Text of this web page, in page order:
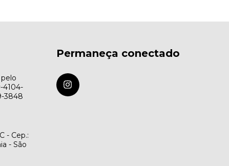
pelo
4104-
3848
- Cep.:
- São
Permaneça conectado